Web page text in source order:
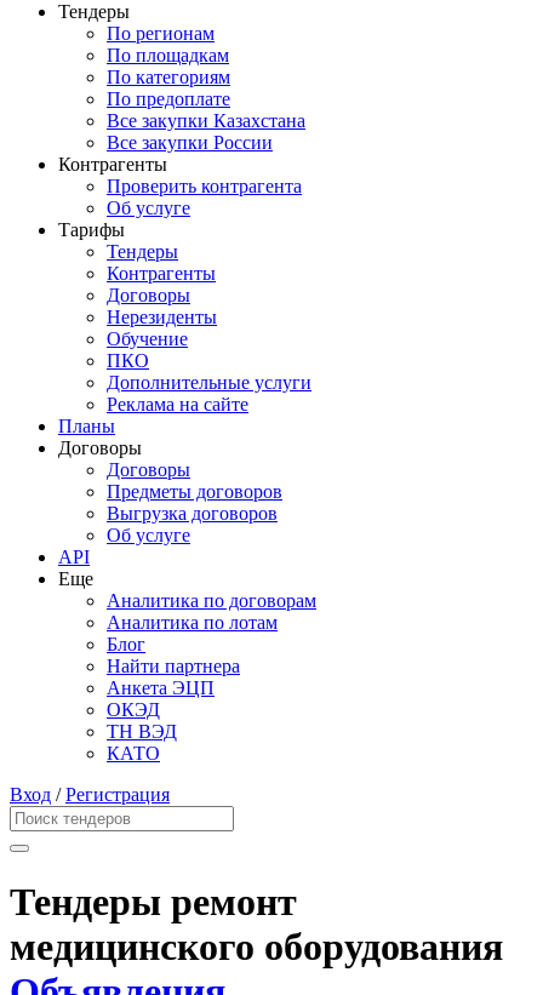
Тендеры
По регионам
По площадкам
По категориям
По предоплате
Все закупки Казахстана
Все закупки России
Контрагенты
Проверить контрагента
Об услуге
Тарифы
Тендеры
Контрагенты
Договоры
Нерезиденты
Обучение
ПКО
Дополнительные услуги
Реклама на сайте
Планы
Договоры
Договоры
Предметы договоров
Выгрузка договоров
Об услуге
API
Еще
Аналитика по договорам
Аналитика по лотам
Блог
Найти партнера
Анкета ЭЦП
ОКЭД
ТН ВЭД
КАТО
Вход /Регистрация
Тендеры ремонт
медицинского оборудования